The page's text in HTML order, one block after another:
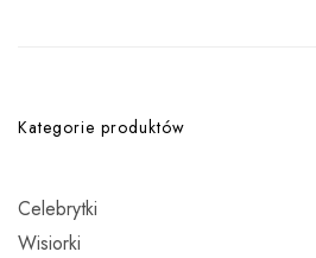
Kategorie produktów
Celebrytki
Wisiorki